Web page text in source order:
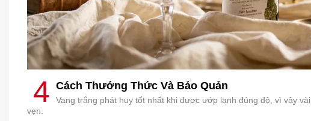
4 Cách Thưởng Thức Và Bảo Quản
Vang trắng phát huy tốt nhất khi được ướp lạnh đúng độ, vì vậy
vẹn.